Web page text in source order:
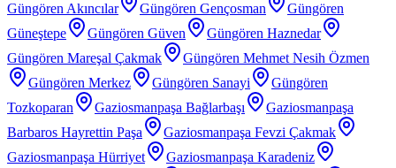
Güngören Akıncılar
Güngören Gençosman
Güngören
Güneştepe
Güngören Güven
Güngören Haznedar
Güngören Mareşal Çakmak
Güngören Mehmet Nesih Özmen
Güngören Merkez
Güngören Sanayi
Güngören
Tozkoparan
Gaziosmanpaşa Bağlarbaşı
Gaziosmanpaşa
Barbaros Hayrettin Paşa
Gaziosmanpaşa Fevzi Çakmak
Gaziosmanpaşa Hürriyet
Gaziosmanpaşa Karadeniz